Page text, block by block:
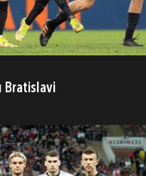
Bratislavi